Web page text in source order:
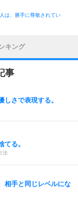
は、勝手に尊敬されてい
キング
事
さで表現する。
てる。
法
相手と同じレベルにな